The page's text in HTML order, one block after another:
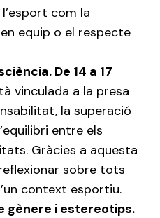
com la
equip o el respecte
De 14 a 17
vinculada a la presa
la superació
entre els
Gràcies a aquesta
sobre tots
context esportiu.
gènere i estereotips.